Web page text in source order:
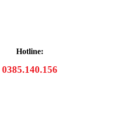
Hotline:
0385.140.156